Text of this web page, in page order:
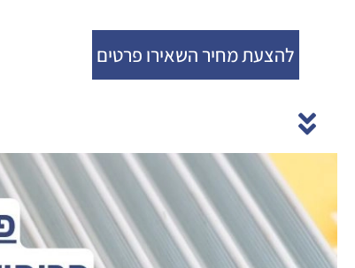
להצעת מחיר השאירו פרטים